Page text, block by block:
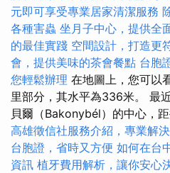
元即可享受專業居家清潔服務
各種害蟲 坐月子中心，提供全
的最佳實踐 空間設計，打造更
會，提供美味的茶會餐點 台胞
您輕鬆辦理 在地圖上，您可以
里部分，其水平為336米。 最
貝爾（Bakonybél）的中心，距
高雄徵信社服務介紹，專業解
台胞證，省時又方便 如何在台
資訊 植牙費用解析，讓你安心